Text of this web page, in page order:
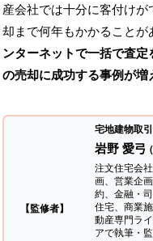
産会社では十分に客付け
却まで何年もかかることが
ンターネットで一括で査
の売却に成功する事例が増
【監修者】
宅地建物取
岩野 愛弓
注文住宅会
画、営業企
約、金融・
住宅、商業
動産専門ラ
アで執筆・監